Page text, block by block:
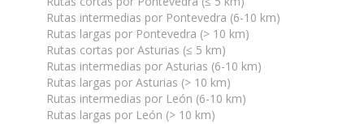
Rutas intermedias por Pontevedra (6-10 km)
Rutas largas por Pontevedra (> 10 km)
Rutas cortas por Asturias (≤ 5 km)
Rutas intermedias por Asturias (6-10 km)
Rutas largas por Asturias (> 10 km)
Rutas intermedias por León (6-10 km)
Rutas largas por León (> 10 km)